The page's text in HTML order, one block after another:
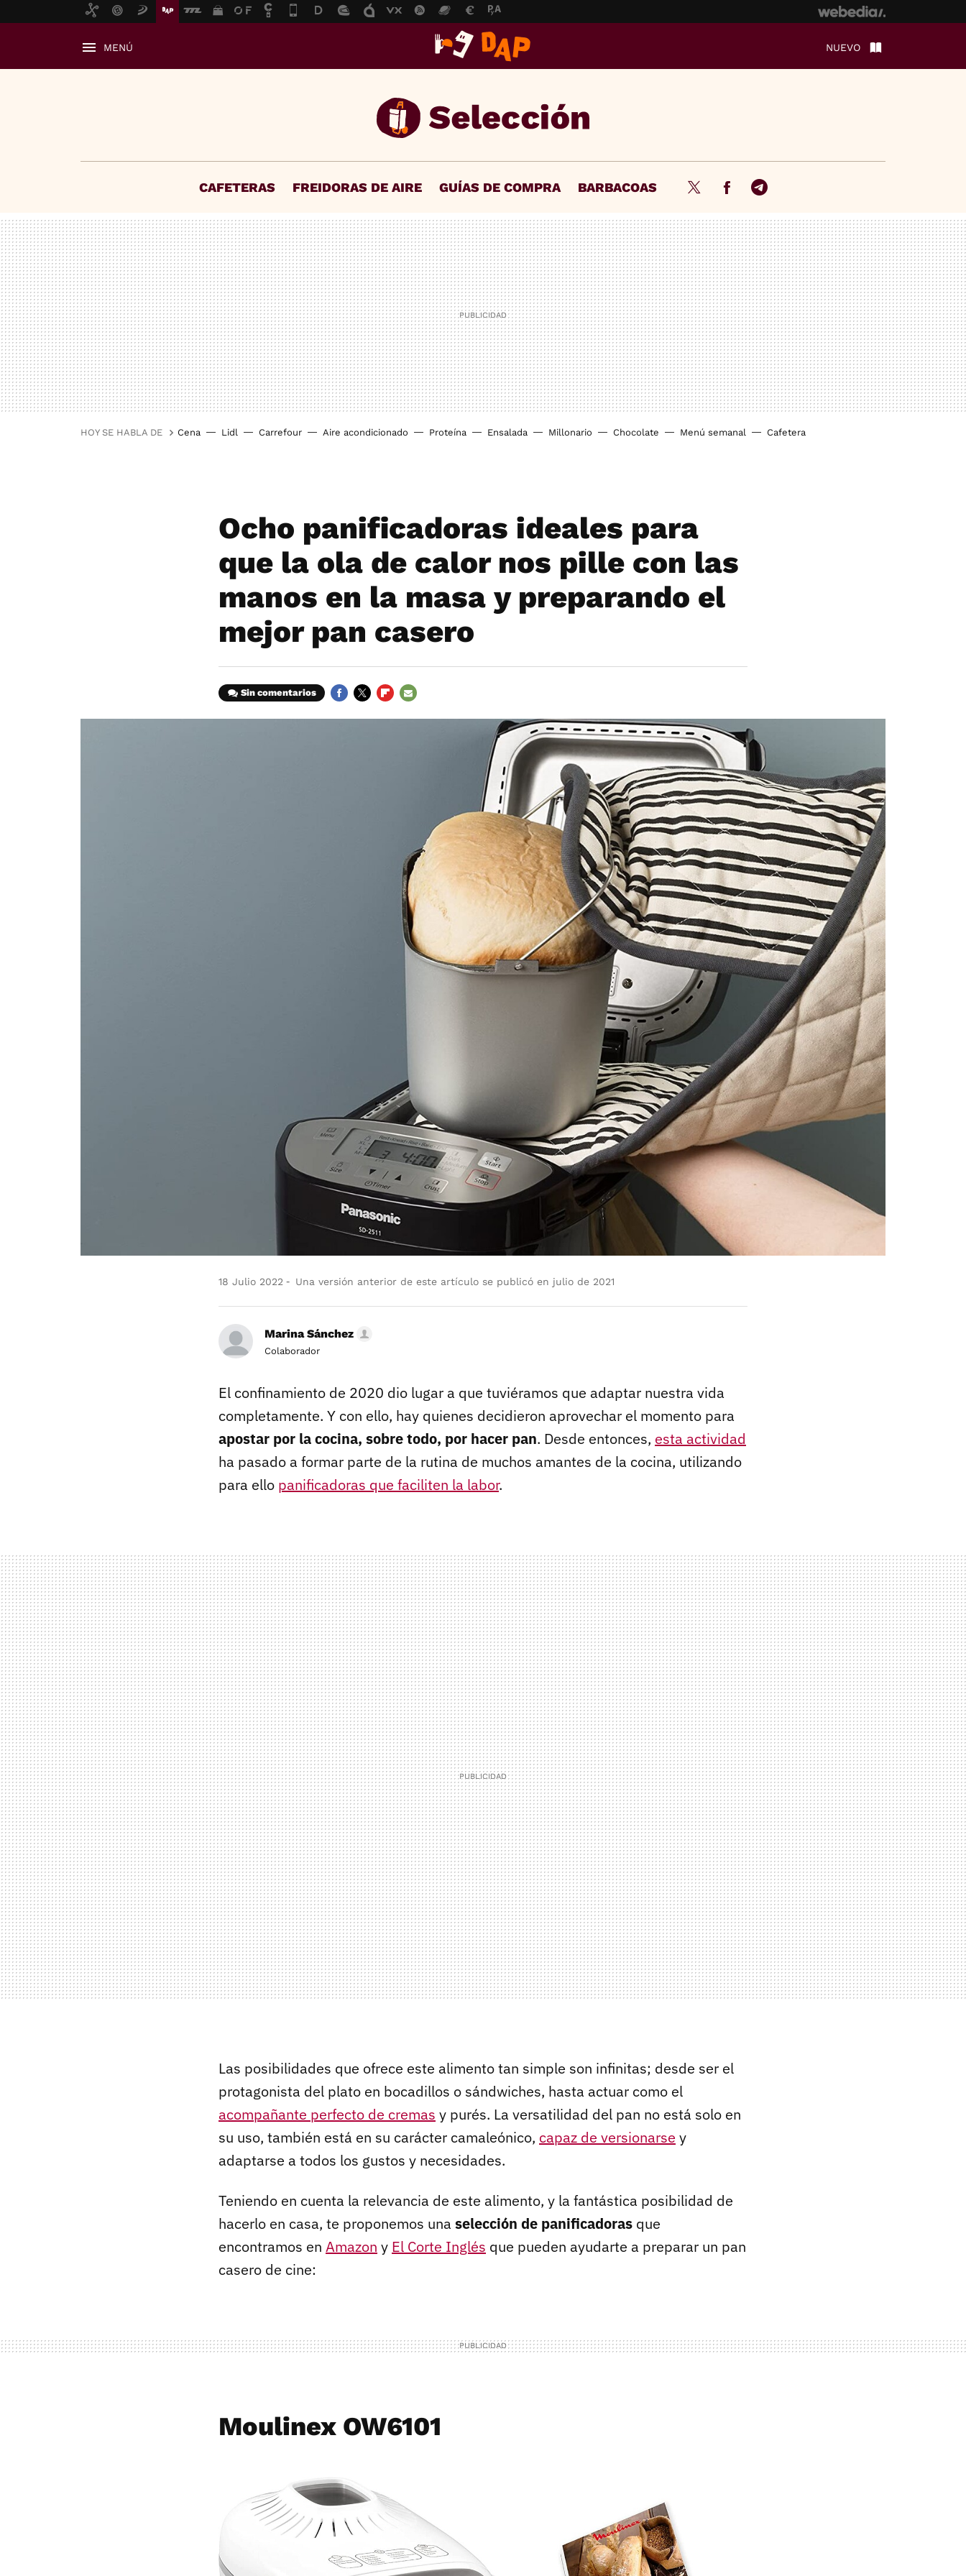
MENÚ NUEVO
CAFETERAS FREIDORAS DE AIRE GUÍAS DE COMPRA BARBACOAS Twitter FacebookTelegram
HOY SE HABLA DE Cena Lidl Carrefour Aire acondicionado Proteína Ensalada Millonario Chocolate Menú semanal Cafetera
Ocho panificadoras ideales para
que la ola de calor nos pille con las
manos en la masa y preparando el
mejor pan casero
Sin comentarios
18 Julio 2022 Una versión anterior de este artículo se publicó en julio de 2021
Marina Sánchez
Colaborador
El confinamiento de 2020 dio lugar a que tuviéramos que adaptar nuestra vida
completamente. Y con ello, hay quienes decidieron aprovechar el momento para
apostar por la cocina, sobre todo, por hacer pan. Desde entonces, esta actividad
ha pasado a formar parte de la rutina de muchos amantes de la cocina, utilizando
para ello panificadoras que faciliten la labor.
Las posibilidades que ofrece este alimento tan simple son infinitas; desde ser el
protagonista del plato en bocadillos o sándwiches, hasta actuar como el
acompañante perfecto de cremas y purés. La versatilidad del pan no está solo en
su uso, también está en su carácter camaleónico, capaz de versionarse y
adaptarse a todos los gustos y necesidades.
Teniendo en cuenta la relevancia de este alimento, y la fantástica posibilidad de
hacerlo en casa, te proponemos una selección de panificadoras que
encontramos en Amazon y El Corte Inglés que pueden ayudarte a preparar un pan
casero de cine:
Moulinex OW6101